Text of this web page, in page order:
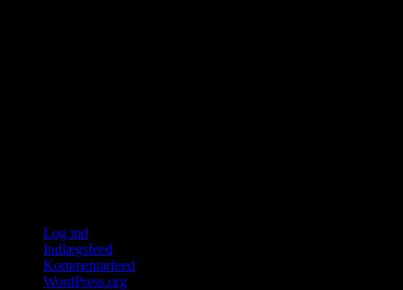
Log ind
Indlægsfeed
Kommentarfeed
WordPress.org